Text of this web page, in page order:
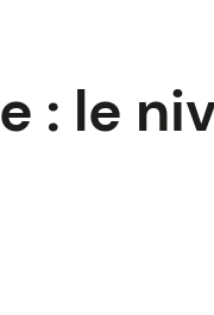
: le